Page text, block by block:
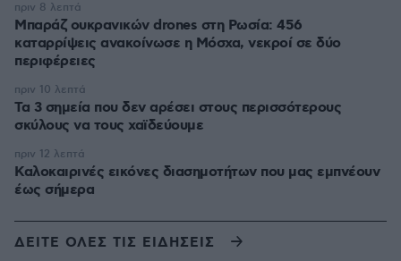
Μπαράζ ουκρανικών drones στη Ρωσία: 456
καταρρίψεις ανακοίνωσε η Μόσχα, νεκροί σε δύο
περιφέρειες
πριν 8 λεπτά
Τα 3 σημεία που δεν αρέσει στους περισσότερους
σκύλους να τους χαϊδεύουμε
πριν 10 λεπτά
Καλοκαιρινές εικόνες διασημοτήτων που μας εμπνέουν
έως σήμερα
πριν 12 λεπτά
ΔΕΙΤΕ ΟΛΕΣ ΤΙΣ ΕΙΔΗΣΕΙΣ